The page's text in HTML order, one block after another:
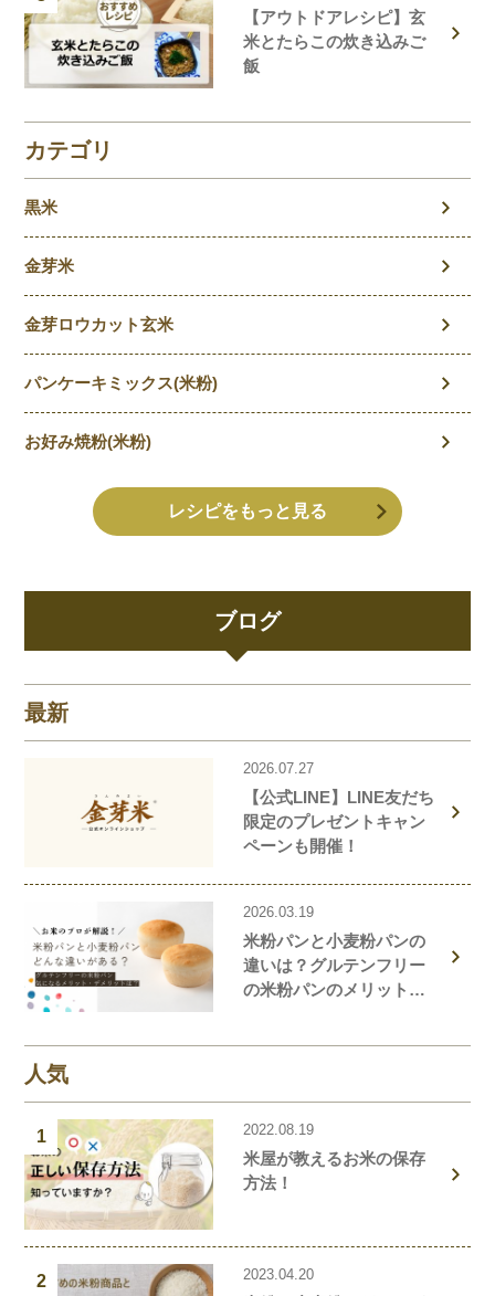
ブログ
最新
2026.07.27
【公式LINE】LINE友だち
限定のプレゼントキャン
ペーンも開催！
2026.03.19
米粉パンと小麦粉パンの
違いは？グルテンフリー
の米粉パンのメリット・
人気
1 2022.08.19
米屋が教えるお米の保存
方法！
2 2023.04.20
【アウトドアレシピ】玄
米とたらこの炊き込みご
飯
カテゴリ
黒米
金芽米
金芽ロウカット玄米
パンケーキミックス(米粉)
お好み焼粉(米粉)
レシピをもっと見る